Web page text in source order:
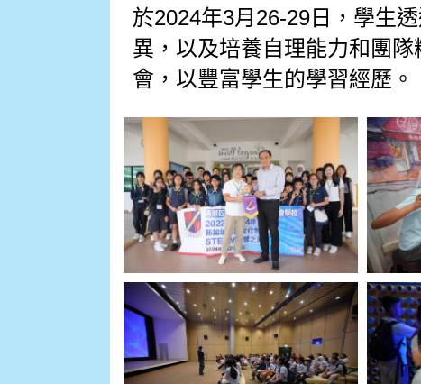
於2024年3月26-29日， 學生
異，以及培養自理能力和團
會，以豐富學生的學習經歷。